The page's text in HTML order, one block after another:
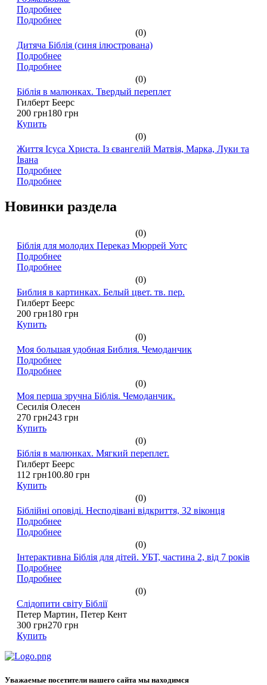
Подробнее
Подробнее
(0)
Дитяча Біблія (синя ілюстрована)
Подробнее
Подробнее
(0)
Біблія в малюнках. Твердый переплет
Гилберт Беерс
200 грн180 грн
Купить
(0)
Життя Ісуса Христа. Із євангелій Матвія, Марка, Луки та
Івана
Подробнее
Подробнее
Новинки раздела
(0)
Біблія для молодих Переказ Мюррей Уотс
Подробнее
Подробнее
(0)
Библия в картинках. Белый цвет. тв. пер.
Гилберт Беерс
200 грн180 грн
Купить
(0)
Моя большая удобная Библия. Чемоданчик
Подробнее
Подробнее
(0)
Моя перша зручна Біблія. Чемоданчик.
Сесилія Олесен
270 грн243 грн
Купить
(0)
Біблія в малюнках. Мягкий переплет.
Гилберт Беерс
112 грн100.80 грн
Купить
(0)
Біблійні оповіді. Несподівані відкриття, 32 віконця
Подробнее
Подробнее
(0)
Інтерактивна Біблія для дітей. УБТ, частина 2, від 7 років
Подробнее
Подробнее
(0)
Слідопити світу Біблії
Петер Мартин, Петер Кент
300 грн270 грн
Купить
Уважаемые посетители нашего сайта мы находимся